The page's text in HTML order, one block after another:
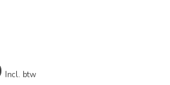
Incl. btw